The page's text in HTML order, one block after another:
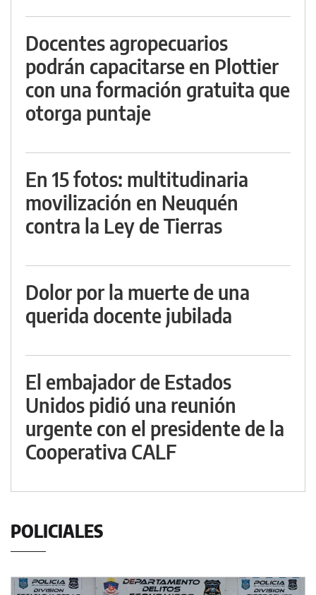
Docentes agropecuarios
podrán capacitarse en Plottier
con una formación gratuita que
otorga puntaje
En 15 fotos: multitudinaria
movilización en Neuquén
contra la Ley de Tierras
Dolor por la muerte de una
querida docente jubilada
El embajador de Estados
Unidos pidió una reunión
urgente con el presidente de la
Cooperativa CALF
POLICIALES